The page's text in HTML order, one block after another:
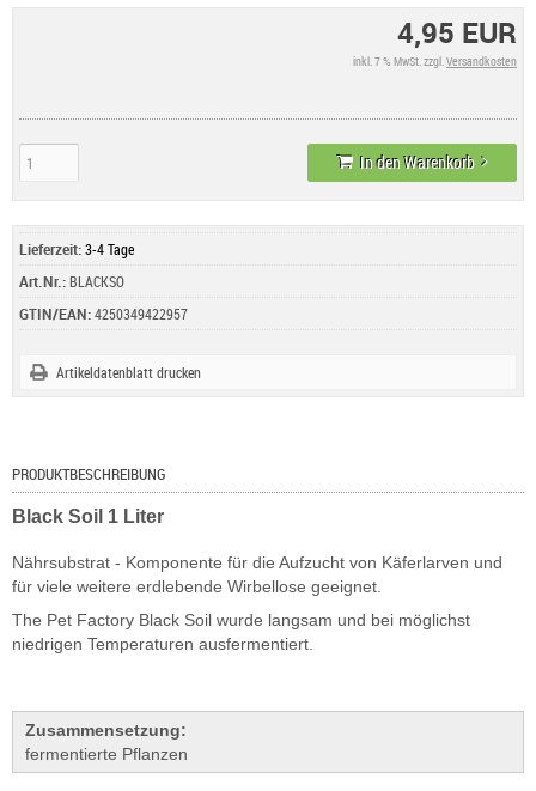
4,95 EUR
inkl. 7 % MwSt. zzgl.Versandkosten
In den Warenkorb
Lieferzeit:3-4 Tage
Art.Nr.:BLACKSO
GTIN/EAN:4250349422957
Artikeldatenblatt drucken
PRODUKTBESCHREIBUNG
Black Soil 1 Liter
Nährsubstrat - Komponente für die Aufzucht von Käferlarven und
für viele weitere erdlebende Wirbellose geeignet.
The Pet Factory Black Soil wurde langsam und bei möglichst
niedrigen Temperaturen ausfermentiert.
Zusammensetzung:
fermentierte Pflanzen